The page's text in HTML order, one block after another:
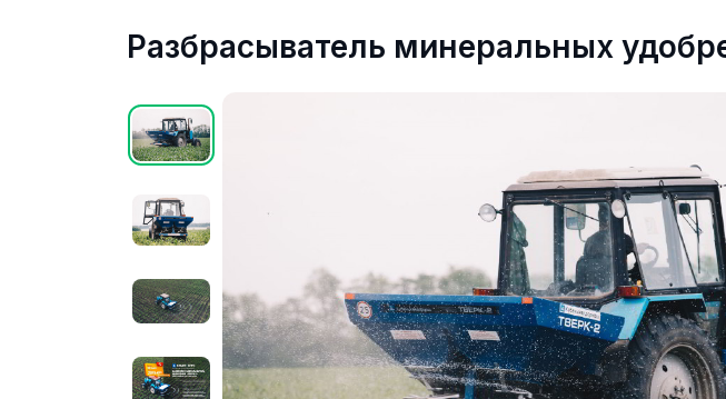
Разбрасыватель минеральных